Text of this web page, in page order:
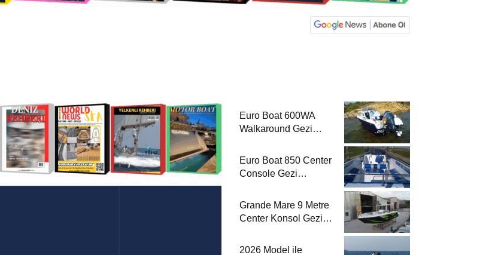
Euro Boat 600WA
Walkaround Gezi
Euro Boat 850 Center
Console Gezi
Grande Mare 9 Metre
Center Konsol Gezi
2026 Model ile